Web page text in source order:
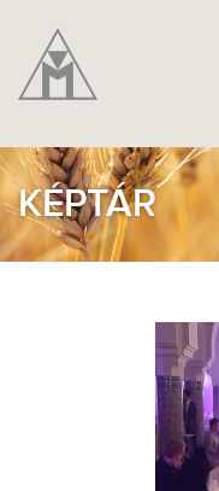
KÉPTÁR